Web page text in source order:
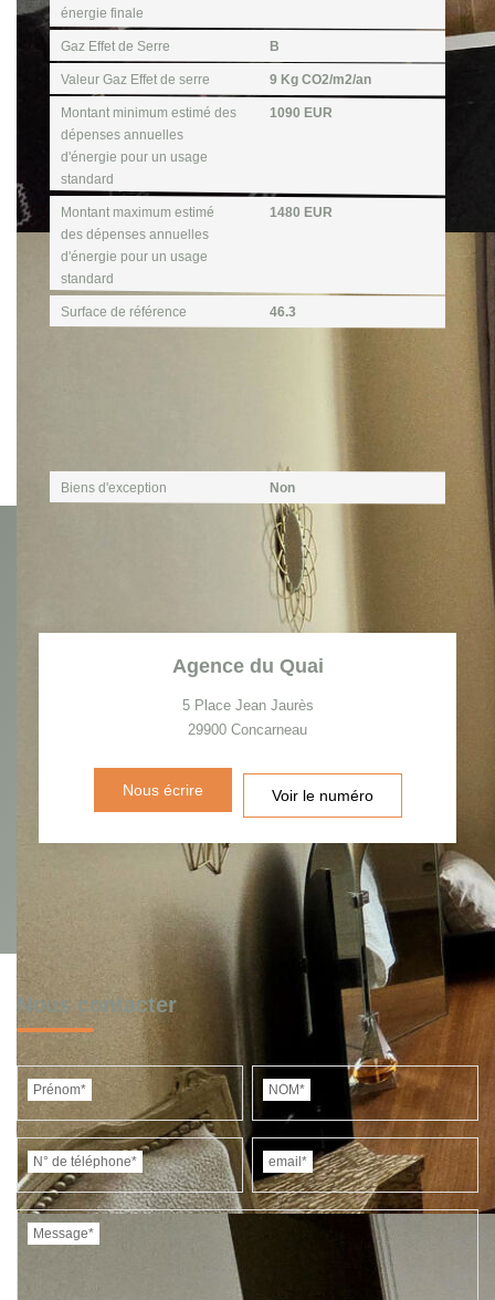
énergie finale
Gaz Effet de Serre B
Valeur Gaz Effet de serre 9 Kg CO2/m2/an
Montant minimum estimé des
dépenses annuelles
d'énergie pour un usage
standard
1090 EUR
Montant maximum estimé
des dépenses annuelles
d'énergie pour un usage
standard
1480 EUR
Surface de référence 46.3
Biens d'exception Non
Agence du Quai
5 Place Jean Jaurès
29900 Concarneau
Nous écrire Voir le numéro
Nous contacter
Prénom* NOM*
N° de téléphone* email*
Message*